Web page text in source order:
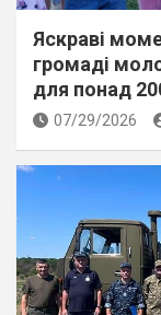
Яскраві
громаді
для понад
07/29/2026